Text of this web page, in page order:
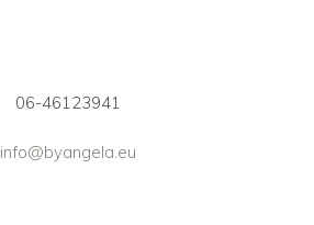
06-46123941
info@byangela.eu